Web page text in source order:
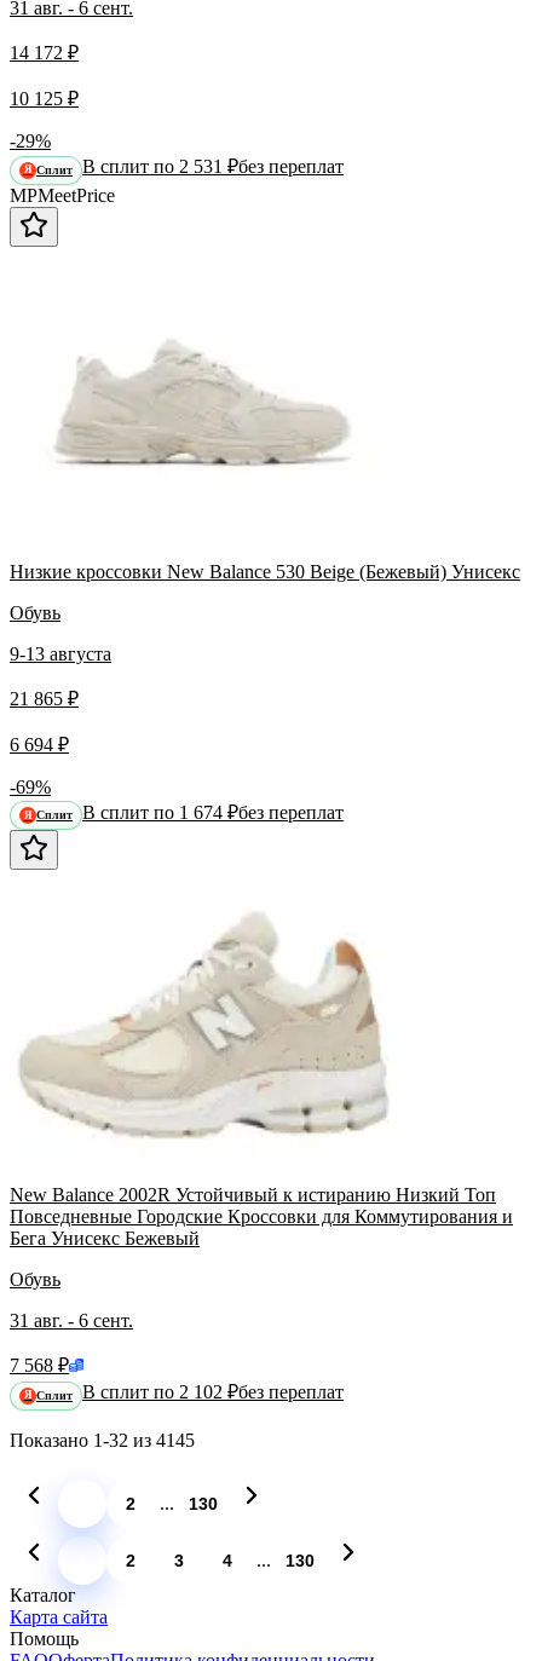
31 авг. - 6 сент.
14 172 ₽
10 125 ₽
-29%
Я Сплит В сплит по 2 531 ₽без переплат
MPMeetPrice
Низкие кроссовки New Balance 530 Beige (Бежевый) Унисекс
Обувь
9-13 августа
21 865 ₽
6 694 ₽
-69%
Я Сплит В сплит по 1 674 ₽без переплат
New Balance 2002R Устойчивый к истиранию Низкий Топ
Повседневные Городские Кроссовки для Коммутирования и
Бега Унисекс Бежевый
Обувь
31 авг. - 6 сент.
7 568 ₽
Я Сплит В сплит по 2 102 ₽без переплат
Показано 1-32 из 4145
2 ... 130
2 3 4 ... 130
Каталог
Карта сайта
Помощь